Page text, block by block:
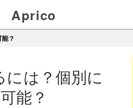
Aprico
？
は？個別に
能？